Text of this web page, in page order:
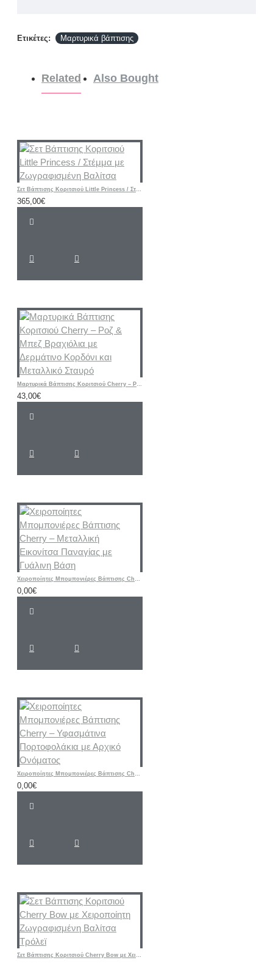
Ετικέτες: Μαρτυρικά βάπτισης
Related Also Bought
Σετ Βάπτισης Κοριτσιού Little Princess / Στέμμα με Ζωγραφισμένη Βαλίτσα
365,00€
Μαρτυρικά Βάπτισης Κοριτσιού Cherry – Ροζ & Μπεζ Βραχιόλια με Δερμάτινο Κορδόνι και Μεταλλικό Σταυρό
43,00€
Χειροποίητες Μπομπονιέρες Βάπτισης Cherry – Μεταλλική Εικονίτσα Παναγίας με Γυάλινη Βάση
0,00€
Χειροποίητες Μπομπονιέρες Βάπτισης Cherry – Υφασμάτινα Πορτοφολάκια με Αρχικό Ονόματος
0,00€
Σετ Βάπτισης Κοριτσιού Cherry Bow με Χειροποίητη Ζωγραφισμένη Βαλίτσα Τρόλεϊ